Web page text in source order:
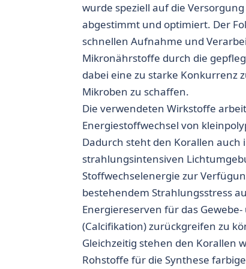
wurde speziell auf die Versorgung
abgestimmt und optimiert. Der
schnellen Aufnahme und
Mikronährstoffe durch die
dabei eine zu starke Konkurrenz
Mikroben zu schaffen.
Die verwendeten Wirkstoffe
Energiestoffwechsel von
Dadurch steht den Korallen auch
strahlungsintensiven
Stoffwechselenergie zur
bestehendem Strahlungsstress
Energiereserven für das
(Calcifikation) zurückgreifen zu
Gleichzeitig stehen den Korallen
Rohstoffe für die Synthese